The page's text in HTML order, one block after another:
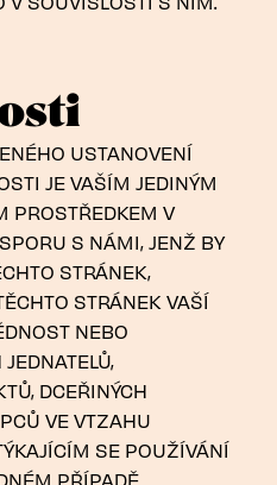
USTANOVENÍ
JE VAŠÍM JEDINÝM
PROSTŘEDKEM V
S NÁMI, JENŽ BY
STRÁNEK,
STRÁNEK VAŠÍ
NEBO
DCEŘINÝCH
VE VTZAHU
SE POUŽÍVÁNÍ
PŘÍPADĚ